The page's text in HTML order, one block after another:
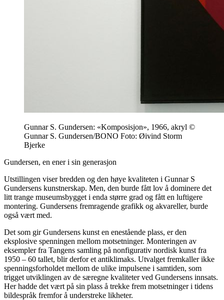
Gunnar S. Gundersen: «Komposisjon», 1966, akryl ©
Gunnar S. Gundersen/BONO Foto: Øivind Storm
Bjerke
Gundersen, en ener i sin generasjon
Utstillingen viser bredden og den høye kvaliteten i Gunnar S
Gundersens kunstnerskap. Men, den burde fått lov å dominere det
litt trange museumsbygget i enda større grad og fått en luftigere
montering. Gundersens fremragende grafikk og akvareller, burde
også vært med.
Det som gir Gundersens kunst en enestående plass, er den
eksplosive spenningen mellom motsetninger. Monteringen av
eksempler fra Tangens samling på nonfigurativ nordisk kunst fra
1950 – 60 tallet, blir derfor et antiklimaks. Utvalget fremkaller ikke
spenningsforholdet mellom de ulike impulsene i samtiden, som
trigget utviklingen av de særegne kvaliteter ved Gundersens innsats.
Her hadde det vært på sin plass å trekke frem motsetninger i tidens
bildespråk fremfor å understreke likheter.